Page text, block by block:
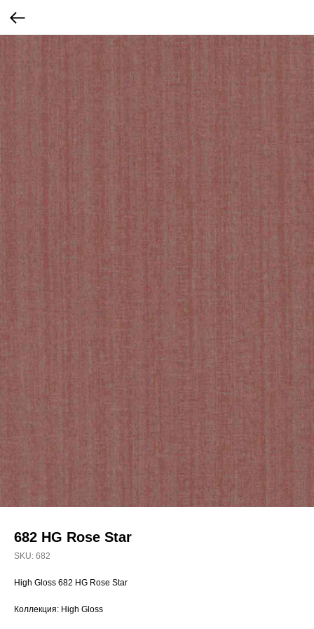
682 HG Rose Star
SKU: 682
High Gloss 682 HG Rose Star
Коллекция: High Gloss